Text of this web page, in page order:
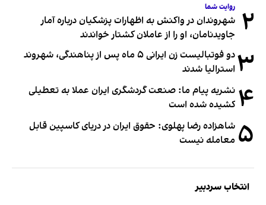
۲ روایت شما
شهروندان در واکنش به اظهارات پزشکیان درباره آمار
جاویدنامان، او را از عاملان کشتار خواندند
۳
دو فوتبالیست زن ایرانی ۵ ماه پس از پناهندگی، شهروند
استرالیا شدند
۴ نشریه پیام ما: صنعت گردشگری ایران عملا به تعطیلی
کشیده شده است
۵ شاهزاده رضا پهلوی: حقوق ایران در دریای کاسپین قابل
معامله نیست
انتخاب سردبیر